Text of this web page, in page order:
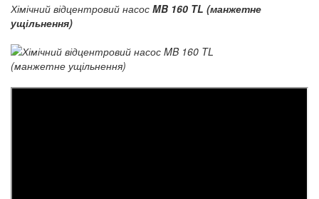
Хімічний відцентровий насос MB 160 TL (манжетне
ущільнення)